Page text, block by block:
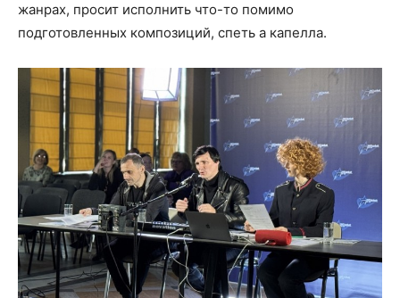
жанрах, просит исполнить что-то помимо
подготовленных композиций, спеть а капелла.